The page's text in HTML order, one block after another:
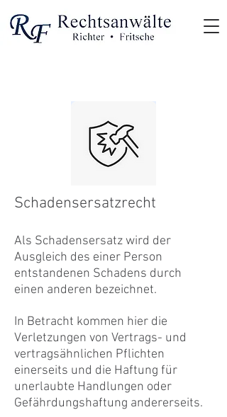
Schadensersatzrecht
Als Schadensersatz wird der
Ausgleich des einer Person
entstandenen Schadens durch
einen anderen bezeichnet.
In Betracht kommen hier die
Verletzungen von Vertrags- und
vertragsähnlichen Pflichten
einerseits und die Haftung für
unerlaubte Handlungen oder
Gefährdungshaftung andererseits.